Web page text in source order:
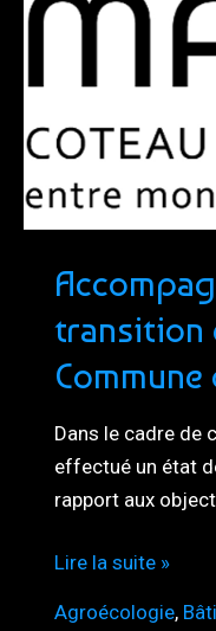
transition
Dans le cadre de
effectué un état
rapport aux
Accompagnement
Lire la suite »
Agroécologie,